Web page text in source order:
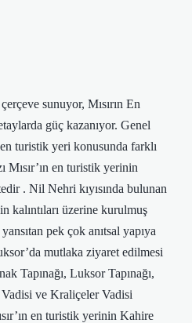
sunuyor, Mısırın En
güç kazanıyor. Genel
en turistik yeri konusunda farklı
Mısır’ın en turistik yerinin
. Nil Nehri kıyısında bulunan
kalıntıları üzerine kurulmuş
pek çok anıtsal yapıya
mutlaka ziyaret edilmesi
Tapınağı, Luksor Tapınağı,
Vadisi ve Kraliçeler Vadisi
en turistik yerinin Kahire